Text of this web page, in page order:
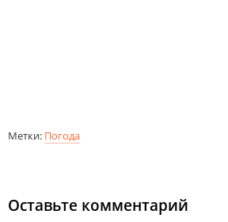
Метки: Погода
Оставьте комментарий